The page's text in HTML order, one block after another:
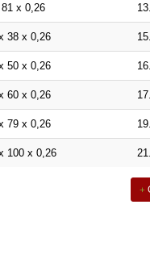
x 0,26
38 x 0,26
50 x 0,26
60 x 0,26
79 x 0,26
100 x 0,26